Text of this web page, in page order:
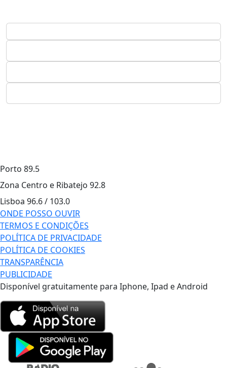
Porto 89.5
Zona Centro e Ribatejo 92.8
Lisboa 96.6 / 103.0
ONDE POSSO OUVIR
TERMOS E CONDIÇÕES
POLÍTICA DE PRIVACIDADE
POLÍTICA DE COOKIES
TRANSPARÊNCIA
PUBLICIDADE
Disponível gratuitamente para Iphone, Ipad e Android